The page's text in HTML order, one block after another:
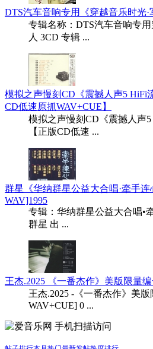
DTS汽车音响专用《穿越音乐时光
专辑名称：DTS汽车音响专
人 3CD 专辑 ...
模拟之声慢刻CD《震撼人声5 HiFi
CD低速原抓WAV+CUE】
模拟之声慢刻CD《震撼人声
【正版CD低速 ...
群星《华纳群星公益大合唱·牵手
WAV]1995
专辑：华纳群星公益大合唱•
群星 出 ...
王杰.2025 《一番杰作》美版限量
王杰.2025 -《一番杰作》美
WAV+CUE] 0 ...
手机扫描访问